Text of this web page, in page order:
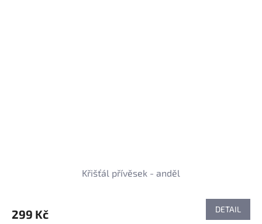
Křišťál přívěsek - anděl
299 Kč DETAIL